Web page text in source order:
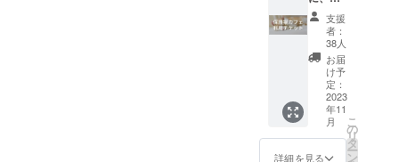
複数購
入大歓
迎で
す！合
計購入
数に応
じて児
童養護
施設に
達に直
接配布
したい
方にお
すすめ
です。
・子ど
も達が
猫と触
れ合え
る機会
させて
頂きま
す。(営
業時間
内の1時
間分と
して利
用可能)
・車椅
子利用
者様が
護猫カ
フェで
入場・
利用に
かかる
料金が
最大120
分まで
ご自身
で楽し
めるチ
支援
者：
38人
お届
け予
定：
2023
年11
月
詳細を見る
こ
の
リ
タ
ー
ン